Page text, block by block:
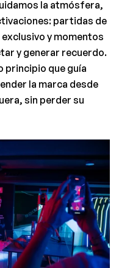
la atmósfera,
partidas de
y momentos
y generar recuerdo.
principio que guía
la marca desde
sin perder su